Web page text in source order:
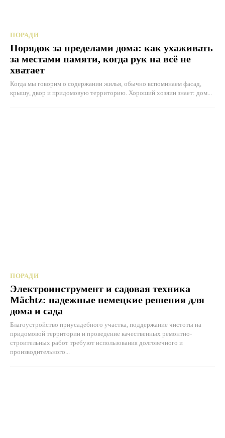
ПОРАДИ
Порядок за пределами дома: как ухаживать
за местами памяти, когда рук на всё не
хватает
Когда мы говорим о содержании жилья, обычно вспоминаем фасад,
крышу, двор и придомовую территорию. Хороший хозяин знает: дом...
ПОРАДИ
Электроинструмент и садовая техника
Mächtz: надежные немецкие решения для
дома и сада
Благоустройство приусадебного участка, поддержание чистоты на
придомовой территории и проведение качественных ремонтно-
строительных работ требуют использования долговечного и
производительного...